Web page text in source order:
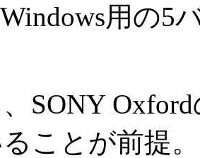
用の5
SONY Oxford
ことが前提